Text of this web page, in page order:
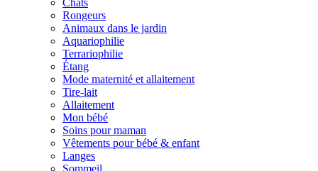
Chats
Rongeurs
Animaux dans le jardin
Aquariophilie
Terrariophilie
Étang
Mode maternité et allaitement
Tire-lait
Allaitement
Mon bébé
Soins pour maman
Vêtements pour bébé & enfant
Langes
Sommeil